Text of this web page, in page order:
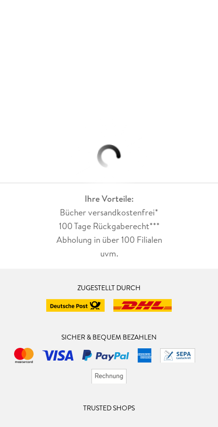
Ihre Vorteile:
Bücher versandkostenfrei*
100 Tage Rückgaberecht***
Abholung in über 100 Filialen
uvm.
ZUGESTELLT DURCH
SICHER & BEQUEM BEZAHLEN
TRUSTED SHOPS